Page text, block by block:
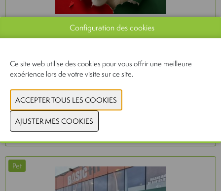
INVENTOR SMART CARE LANCE LE DENTAL
WAND DANS LES MAGASINS PETS PLACE
BELGIQUE
15-06-2026
LIRE PLUS
Pet
Configuration des cookies
Ce site web utilise des cookies pour vous offrir une meilleure
expérience lors de votre visite sur ce site.